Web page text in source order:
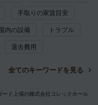
手取りの家賃目安
内の設備 トラブル
退去費用
全てのキーワードを見る
ード上場の株式会社コレックホール